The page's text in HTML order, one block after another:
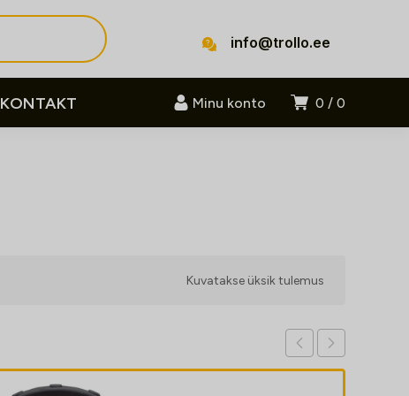
info@trollo.ee
0 0
Minu konto
KONTAKT
Kuvatakse üksik tulemus